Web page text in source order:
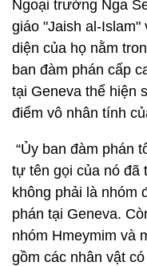
Ngoại trưởng Nga
giáo "Jaish al-Islam"
diện của họ nằm
ban đàm phán cấp
tại Geneva thể hiện
điểm vô nhân tính
“Ủy ban đàm phán
tự tên gọi của nó đã
không phải là nhóm
phán tại Geneva.
nhóm Hmeymim và
gồm các nhân vật